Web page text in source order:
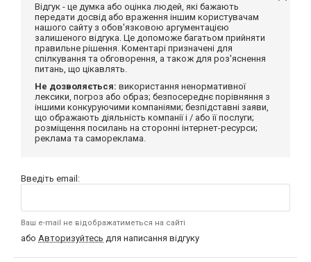
Відгук - це думка або оцінка людей, які бажають
передати досвід або враження іншим користувачам
нашого сайту з обов'язковою аргументацією
залишеного відгука. Це допоможе багатьом прийняти
правильне рішення. Коментарі призначені для
спілкування та обговорення, а також для роз'яснення
питань, що цікавлять.
Не дозволяється: використання ненормативної
лексики, погроз або образ; безпосереднє порівняння з
іншими конкуруючими компаніями; безпідставні заяви,
що ображають діяльність компанії і / або її послуги;
розміщення посилань на сторонні інтернет-ресурси;
реклама та самореклама.
Введіть email:
Ваш e-mail не відображатиметься на сайті
або Авторизуйтесь для написання відгуку